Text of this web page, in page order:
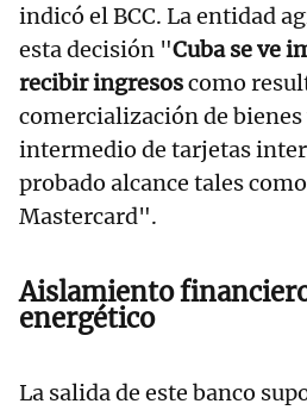
indicó el BCC. La entidad
esta decisión "Cuba se ve
recibir ingresoscomo
comercialización de
intermedio de tarjetas
probado alcance tales
Mastercard".
Aislamiento
energético
La salida de este banco